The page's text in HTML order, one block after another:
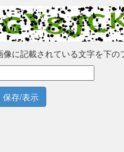
像に記載されている文字を下
保存/表示